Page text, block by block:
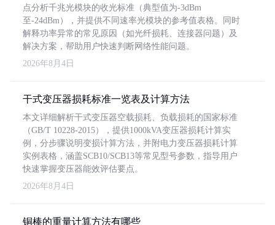
点分析千兆光模块的收光标准（典型值为-3dBm
至-24dBm），并提供不同速率光模块的参考值表格。同时
解释功率异常的常见原因（如光纤损耗、连接器问题）及
解决方案，帮助用户快速判断网络性能问题。
2026年8月4日
干式变压器损耗标准一览表及计算方法
本文详细解析干式变压器空载损耗、负载损耗的国家标准
（GB/T 10228-2015），提供1000kVA变压器损耗计算实
例，分步骤说明变损计算方法，并附电力变压器损耗计算
实例表格，涵盖SCB10/SCB13等常见型号参数，指导用户
快速掌握变压器能效评估要点。
2026年8月4日
铜棒的重量计算方法有哪些